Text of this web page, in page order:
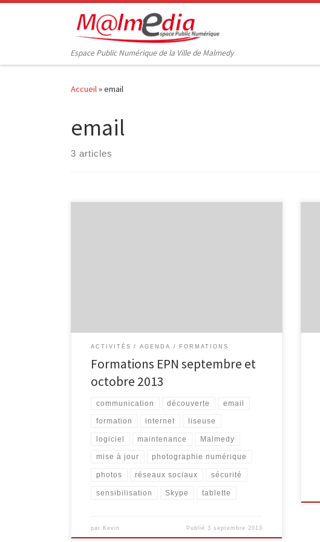
Passer au contenu
Espace Public Numérique de la Ville de Malmedy
Accueil»email
email
3 articles
ACTIVITÉS AGENDA FORMATIONS
Formations EPN septembre et
octobre 2013
communication découverte email
formation internet liseuse
logiciel maintenance Malmedy
mise à jour photographie numérique
photos réseaux sociaux sécurité
sensibilisation Skype tablette
par Kevin Publié 3 septembre 2013